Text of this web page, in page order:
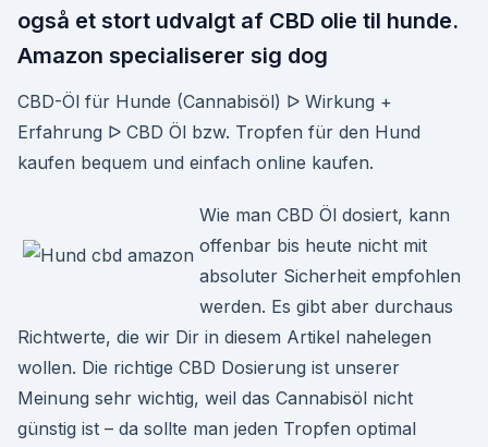
også et stort udvalgt af CBD olie til hunde.
Amazon specialiserer sig dog
CBD-Öl für Hunde (Cannabisöl) ᐅ Wirkung +
Erfahrung ᐅ CBD Öl bzw. Tropfen für den Hund
kaufen bequem und einfach online kaufen.
Wie man CBD Öl dosiert, kann
offenbar bis heute nicht mit
absoluter Sicherheit empfohlen
werden. Es gibt aber durchaus
Richtwerte, die wir Dir in diesem Artikel nahelegen
wollen. Die richtige CBD Dosierung ist unserer
Meinung sehr wichtig, weil das Cannabisöl nicht
günstig ist – da sollte man jeden Tropfen optimal